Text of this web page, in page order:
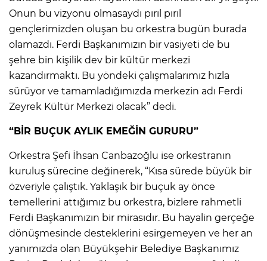
Onun bu vizyonu olmasaydı pırıl pırıl
gençlerimizden oluşan bu orkestra bugün burada
olamazdı. Ferdi Başkanımızın bir vasiyeti de bu
şehre bin kişilik dev bir kültür merkezi
kazandırmaktı. Bu yöndeki çalışmalarımız hızla
sürüyor ve tamamladığımızda merkezin adı Ferdi
Zeyrek Kültür Merkezi olacak” dedi.
“BİR BUÇUK AYLIK EMEĞİN GURURU”
Orkestra Şefi İhsan Canbazoğlu ise orkestranın
kuruluş sürecine değinerek, “Kısa sürede büyük bir
özveriyle çalıştık. Yaklaşık bir buçuk ay önce
temellerini attığımız bu orkestra, bizlere rahmetli
Ferdi Başkanımızın bir mirasıdır. Bu hayalin gerçeğe
dönüşmesinde desteklerini esirgemeyen ve her an
yanımızda olan Büyükşehir Belediye Başkanımız